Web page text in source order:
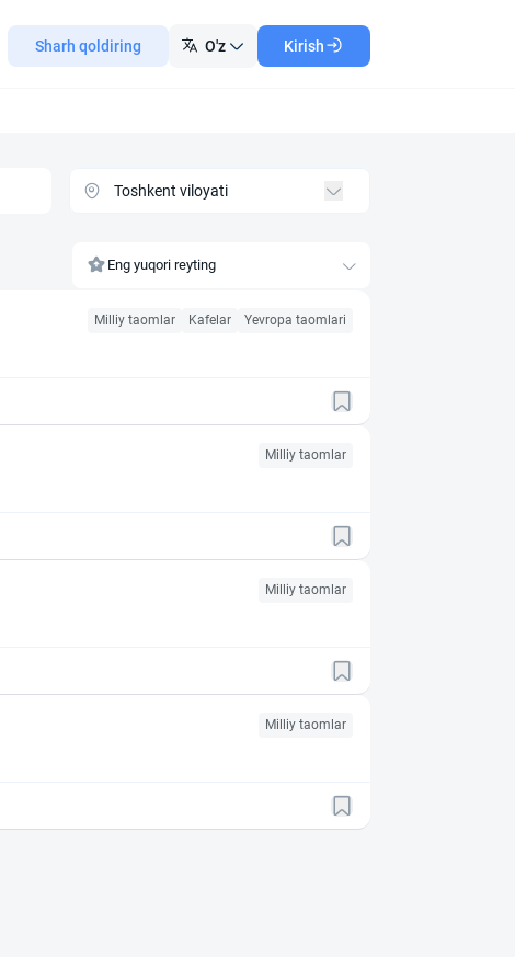
Sharh qoldiring O'z Kirish
Eng yuqori reyting
Milliy taomlar Kafelar Yevropa taomlari
Milliy taomlar
Milliy taomlar
Milliy taomlar